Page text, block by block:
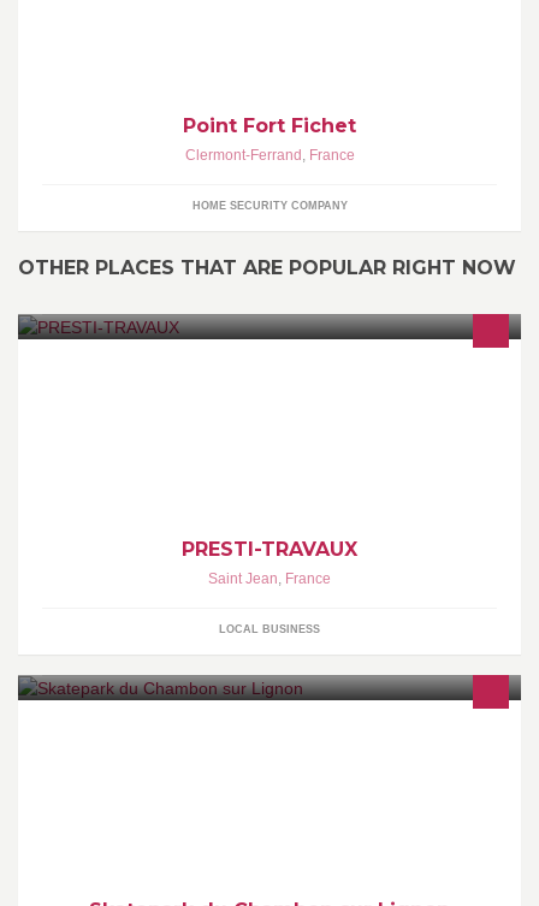
Point Fort Fichet
Clermont-Ferrand , France
HOME SECURITY COMPANY
OTHER PLACES THAT ARE POPULAR RIGHT NOW
PRESTI-TRAVAUX
Saint Jean, France
LOCAL BUSINESS